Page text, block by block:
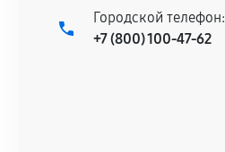
Городской телефон:
+7 (800) 100-47-62